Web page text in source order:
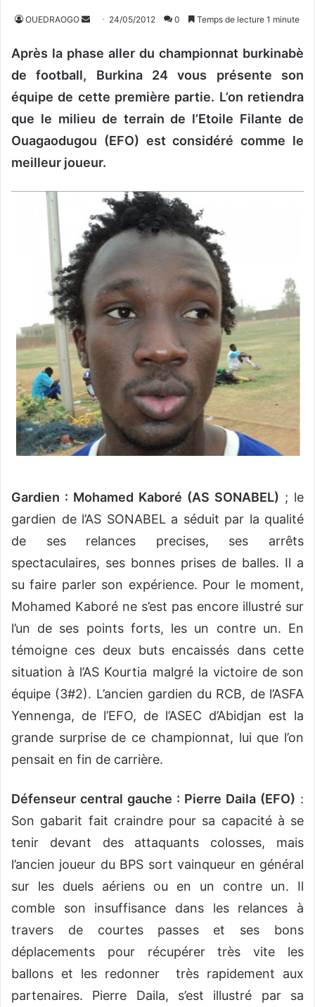
OUEDRAOGO
v
e
r
u
r
r
e
24/05/2012 0 Temps de lecture 1 minute
Après la phase aller du championnat burkinabè
de football, Burkina 24 vous présente son
équipe de cette première partie. L’on retiendra
que le milieu de terrain de l’Etoile Filante de
Ouagaodugou (EFO) est considéré comme le
meilleur joueur.
Gardien : Mohamed Kaboré (AS SONABEL) ; le
gardien de l’AS SONABEL a séduit par la qualité
de ses relances precises, ses arrêts
spectaculaires, ses bonnes prises de balles. Il a
su faire parler son expérience. Pour le moment,
Mohamed Kaboré ne s’est pas encore illustré sur
l’un de ses points forts, les un contre un. En
témoigne ces deux buts encaissés dans cette
situation à l’AS Kourtia malgré la victoire de son
équipe (3#2). L’ancien gardien du RCB, de l’ASFA
Yennenga, de l’EFO, de l’ASEC d’Abidjan est la
grande surprise de ce championnat, lui que l’on
pensait en fin de carrière.
Défenseur central gauche : Pierre Daila (EFO) :
Son gabarit fait craindre pour sa capacité à se
tenir devant des attaquants colosses, mais
l’ancien joueur du BPS sort vainqueur en général
sur les duels aériens ou en un contre un. Il
comble son insuffisance dans les relances à
travers de courtes passes et ses bons
déplacements pour récupérer très vite les
ballons et les redonner très rapidement aux
partenaires. Pierre Daila, s’est illustré par sa